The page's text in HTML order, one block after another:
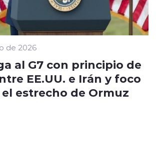
de 2026
al G7 con principio de
EE.UU. e Irán y foco
estrecho de Ormuz